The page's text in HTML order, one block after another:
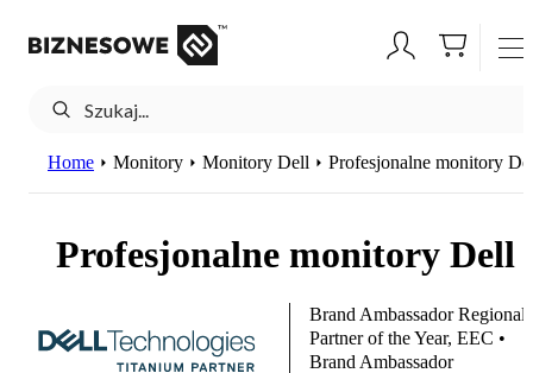
Home Monitory Monitory Dell Profesjonalne monitory
Profesjonalne monitory Dell
Brand Ambassador Regional
Partner of the Year, EEC •
Brand Ambassador